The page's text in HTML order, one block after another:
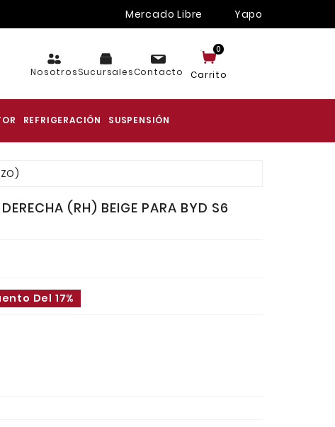
Mercado Libre Yapo
NosotrosSucursalesContacto Carrito
0
REFRIGERACIÓN SUSPENSIÓN
(RH) BEIGE PARA BYD S6
Del 17%